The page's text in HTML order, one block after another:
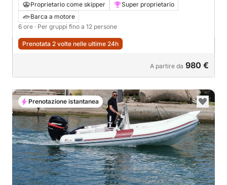
Proprietario come skipper
Super proprietario
Barca a motore
6 ore · Per gruppi fino a 12 persone
Prenotata 2 volte nelle ultime 24h
A partire da 980 €
Prenotazione istantanea